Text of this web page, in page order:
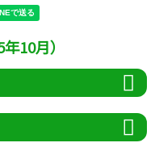
10月）